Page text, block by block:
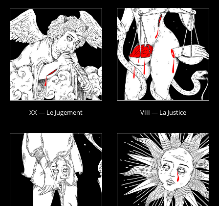
XX — Le Jugement VIII — La Justice